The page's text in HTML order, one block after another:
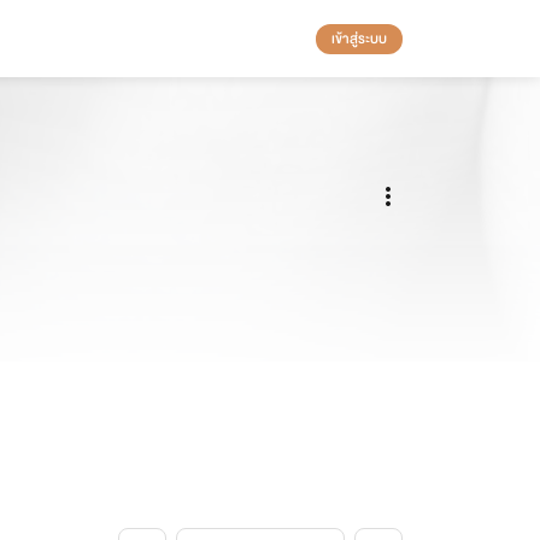
เข้าสู่ระบบ